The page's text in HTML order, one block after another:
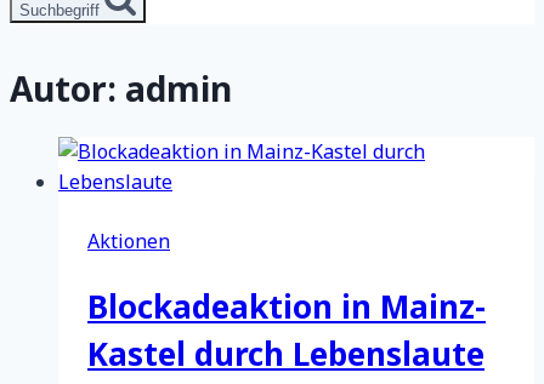
Suchbegriff
Autor: admin
Aktionen
Blockadeaktion in Mainz-
Kastel durch Lebenslaute